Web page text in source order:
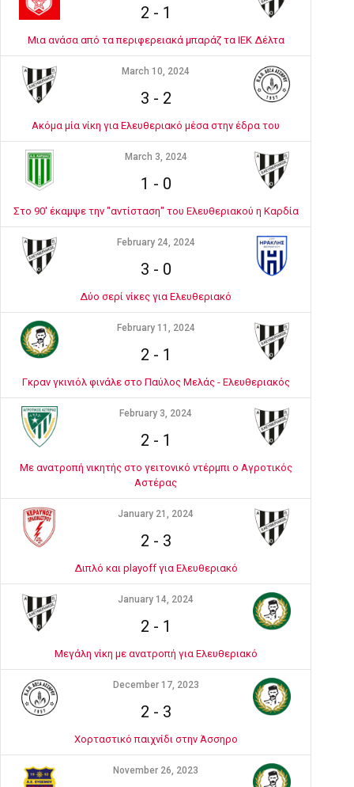
2 - 1
Μια ανάσα από τα περιφερειακά μπαράζ τα ΙΕΚ Δέλτα
March 10, 2024
3 - 2
Ακόμα μία νίκη για Ελευθεριακό μέσα στην έδρα του
March 3, 2024
1 - 0
Στο 90' έκαμψε την "αντίσταση" του Ελευθεριακού η Καρδία
February 24, 2024
3 - 0
Δύο σερί νίκες για Ελευθεριακό
February 11, 2024
2 - 1
Γκραν γκινιόλ φινάλε στο Παύλος Μελάς - Ελευθεριακός
February 3, 2024
2 - 1
Με ανατροπή νικητής στο γειτονικό ντέρμπι ο Αγροτικός
Αστέρας
January 21, 2024
2 - 3
Διπλό και playoff για Ελευθεριακό
January 14, 2024
2 - 1
Μεγάλη νίκη με ανατροπή για Ελευθεριακό
December 17, 2023
2 - 3
Χορταστικό παιχνίδι στην Άσσηρο
November 26, 2023